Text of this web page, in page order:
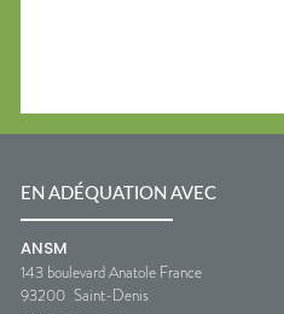
EN ADÉQUATION AVEC
ANSM
143 boulevard Anatole France
93200 Saint-Denis